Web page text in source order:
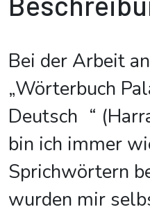
Bei der Arbeit
„Wörterbuch
Deutsch “
bin ich immer
Sprichwörtern
wurden mir